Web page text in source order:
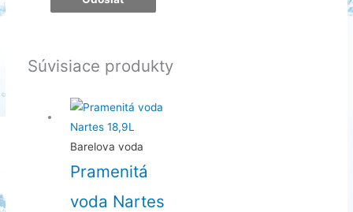
Súvisiace produkty
Barelova voda
Pramenitá
voda Nartes